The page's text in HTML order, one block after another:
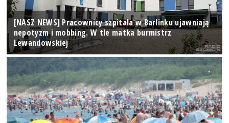
[NASZ NEWS] Pracownicy szpitala w Barlinku ujawniają
nepotyzm i mobbing. W tle matka burmistrz
Lewandowskiej